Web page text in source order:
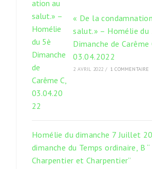
« De la
salut.» – Homélie du
Dimanche de Carême
03.04.2022
2 AVRIL 2022 / 1 COMMENTAIRE
Homélie du dimanche 7 Juillet
dimanche du Temps ordinaire, B
Charpentier et Charpentier”